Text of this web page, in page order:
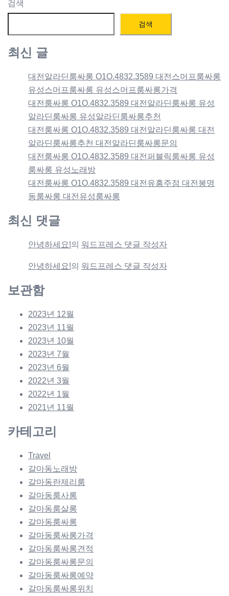
검색
검색
최신 글
대전알라딘룸싸롱 O1O.4832.3589 대전스머프룸싸롱
유성스머프룸싸롱 유성스머프룸싸롱가격
대전룸싸롱 O1O.4832.3589 대전알라딘룸싸롱 유성
알라딘룸싸롱 유성알라딘룸싸롱추천
대전룸싸롱 O1O.4832.3589 대전알라딘룸싸롱 대전
알라딘룸싸롱추천 대전알라딘룸싸롱문의
대전룸싸롱 O1O.4832.3589 대전퍼블릭룸싸롱 유성
룸싸롱 유성노래방
대전룸싸롱 O1O.4832.3589 대전유흥주점 대전봉명
동룸싸롱 대전유성룸싸롱
최신 댓글
안녕하세요!의 워드프레스 댓글 작성자
안녕하세요!의 워드프레스 댓글 작성자
보관함
2023년 12월
2023년 11월
2023년 10월
2023년 7월
2023년 6월
2022년 3월
2022년 1월
2021년 11월
카테고리
Travel
갈마동노래방
갈마동란제리룸
갈마동룸사롱
갈마동룸살롱
갈마동룸싸롱
갈마동룸싸롱가격
갈마동룸싸롱견적
갈마동룸싸롱문의
갈마동룸싸롱예약
갈마동룸싸롱위치